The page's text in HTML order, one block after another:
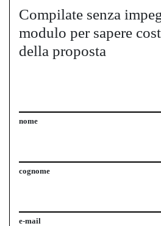
Compilate senza
modulo per sapere
della proposta
nome
cognome
e-mail